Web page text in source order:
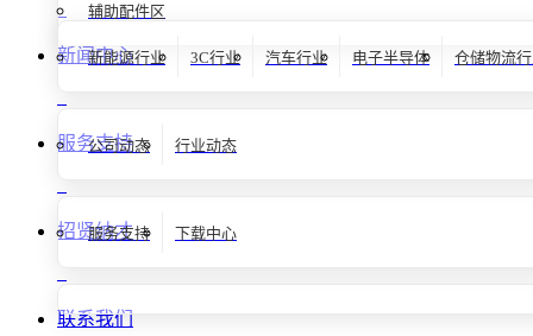
辅助配件区
新能源行业 3C行业 汽车行业 电子半导体 仓储物流
新闻中心
公司动态 行业动态
服务支持
服务支持 下载中心
招贤纳才
联系我们